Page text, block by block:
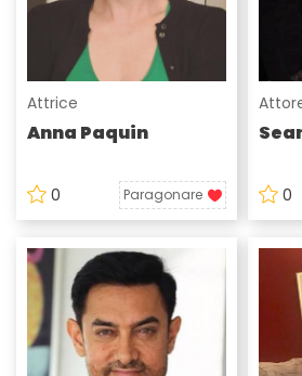
Attrice
Anna Paquin
0 Paragonare 0